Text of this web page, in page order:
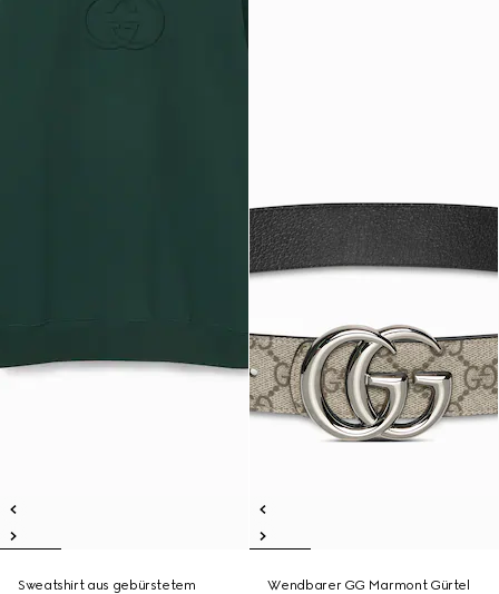
Sweatshirt aus gebürstetem
Wendbarer GG Marmont Gürtel